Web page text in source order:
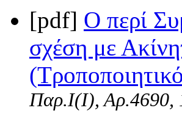
[pdf] Ο περί
σχέση με
Παρ.Ι(I), Αρ.4690,